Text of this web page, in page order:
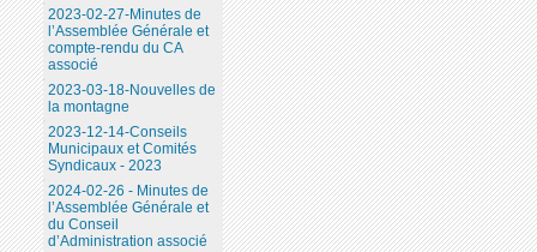
2023-02-27-Minutes de
l’Assemblée Générale et
compte-rendu du CA
associé
2023-03-18-Nouvelles de
la montagne
2023-12-14-Conseils
Municipaux et Comités
Syndicaux - 2023
2024-02-26 - Minutes de
l’Assemblée Générale et
du Conseil
d’Administration associé